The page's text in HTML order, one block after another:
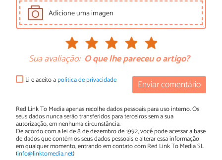
Adicione uma imagen
Sua avaliação: O que lhe pareceu o artigo?
Enviar comentário
Li e aceito apolítica de privacidade
Red Link To Media apenas recolhe dados pessoais para uso interno. Os
seus dados nunca serão transferidos para terceiros sem a sua
autorização, em nenhuma circunstância.
De acordo com a lei de 8 de dezembro de 1992, você pode acessar a base
de dados que contém os seus dados pessoais e alterar essa informação
em qualquer momento, entrando em contato com Red Link To Media SL
(info@linktomedia.net)